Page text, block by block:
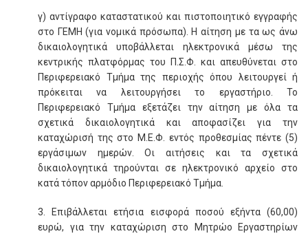
γ) αντίγραφο καταστατικού και πιστοποιητικό εγγραφής
στο ΓΕΜΗ (για νομικά πρόσωπα). Η αίτηση με τα ως άνω
δικαιολογητικά υποβάλλεται ηλεκτρονικά μέσω της
κεντρικής πλατφόρμας του Π.Σ.Φ. και απευθύνεται στο
Περιφερειακό Τμήμα της περιοχής όπου λειτουργεί ή
πρόκειται να λειτουργήσει το εργαστήριο. Το
Περιφερειακό Τμήμα εξετάζει την αίτηση με όλα τα
σχετικά δικαιολογητικά και αποφασίζει για την
καταχώρισή της στο Μ.Ε.Φ. εντός προθεσμίας πέντε (5)
εργάσιμων ημερών. Οι αιτήσεις και τα σχετικά
δικαιολογητικά τηρούνται σε ηλεκτρονικό αρχείο στο
κατά τόπον αρμόδιο Περιφερειακό Τμήμα.
3. Επιβάλλεται ετήσια εισφορά ποσού εξήντα (60,00)
ευρώ, για την καταχώριση στο Μητρώο Εργαστηρίων